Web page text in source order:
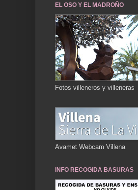
EL OSO Y EL MADROÑO
Fotos villeneros y villeneras
Avamet Webcam Villena
INFO RECOGIDA BASURAS